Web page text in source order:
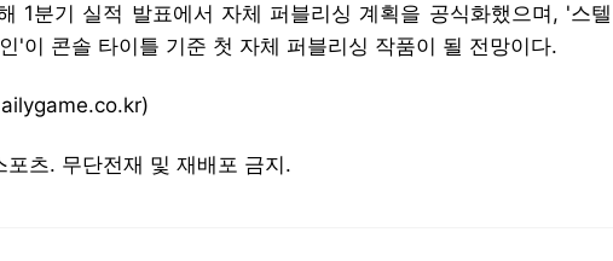
1분기 실적 발표에서 자체 퍼블리싱 계획을 공식화했으며, '스텔
'이 콘솔 타이틀 기준 첫 자체 퍼블리싱 작품이 될 전망이다.
츠. 무단전재 및 재배포 금지.